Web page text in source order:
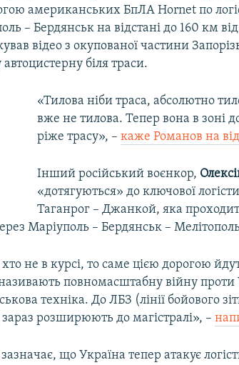
американських БпЛА Hornet по
– Бердянськ на відстані до 160 км
відео з окупованої частини
автоцистерну біля траси.
«Тилова ніби траса, абсолютно
вже не тилова. Тепер вона в зоні
ріже трасу», – каже Романов на
Інший російський воєнкор,
«дотягуються» до ключової
Таганрог – Джанкой, яка
Маріуполь – Бердянськ –
не в курсі, то саме цією дорогою
називають повномасштабну війну
техніка. До ЛБЗ (лінії бойового
зараз розширюють до магістралі», –
що Україна тепер атакує